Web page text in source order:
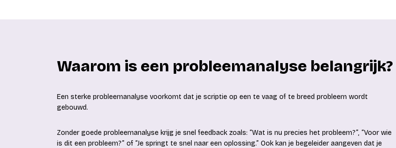
Waarom is een probleemanalyse belangrijk?
Een sterke probleemanalyse voorkomt dat je scriptie op een te vaag of te breed probleem wordt
gebouwd.
Zonder goede probleemanalyse krijg je snel feedback zoals: “Wat is nu precies het probleem?”, “Voor wie
is dit een probleem?” of “Je springt te snel naar een oplossing.” Ook kan je begeleider aangeven dat je